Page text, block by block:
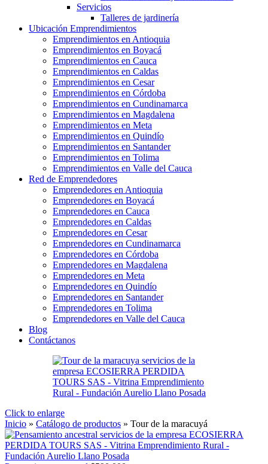
Servicios
Talleres de jardinería
Ubicación Emprendimientos
Emprendimientos en Antioquia
Emprendimientos en Boyacá
Emprendimientos en Cauca
Emprendimientos en Caldas
Emprendimientos en Cesar
Emprendimientos en Córdoba
Emprendimientos en Cundinamarca
Emprendimientos en Magdalena
Emprendimientos en Meta
Emprendimientos en Quindío
Emprendimientos en Santander
Emprendimientos en Tolima
Emprendimientos en Valle del Cauca
Red de Emprendedores
Emprendedores en Antioquia
Emprendedores en Boyacá
Emprendedores en Cauca
Emprendedores en Caldas
Emprendedores en Cesar
Emprendedores en Cundinamarca
Emprendedores en Córdoba
Emprendedores en Magdalena
Emprendedores en Meta
Emprendedores en Quindío
Emprendedores en Santander
Emprendedores en Tolima
Emprendedores en Valle del Cauca
Blog
Contáctanos
Click to enlarge
Inicio » Catálogo de productos » Tour de la maracuyá